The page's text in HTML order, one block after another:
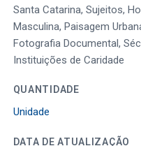
Santa Catarina, Sujeitos,
Masculina, Paisagem
Fotografia Documental,
Instituições de Caridade
QUANTIDADE
Unidade
DATA DE ATUALIZAÇÃO